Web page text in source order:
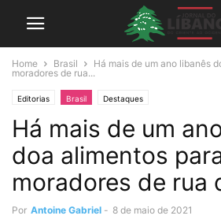
Home Brasil
Há mais de um ano libanês
moradores de rua...
Editorias Brasil Destaques
Há mais de um
doa alimentos
moradores de rua
Por Antoine Gabriel - 8 de maio de 2021